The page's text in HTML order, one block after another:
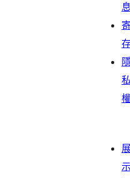
息
私
示